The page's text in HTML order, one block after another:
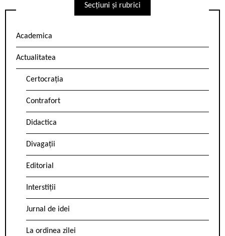
Secțiuni și rubrici
Academica
Actualitatea
Certocrația
Contrafort
Didactica
Divagații
Editorial
Interstiții
Jurnal de idei
La ordinea zilei